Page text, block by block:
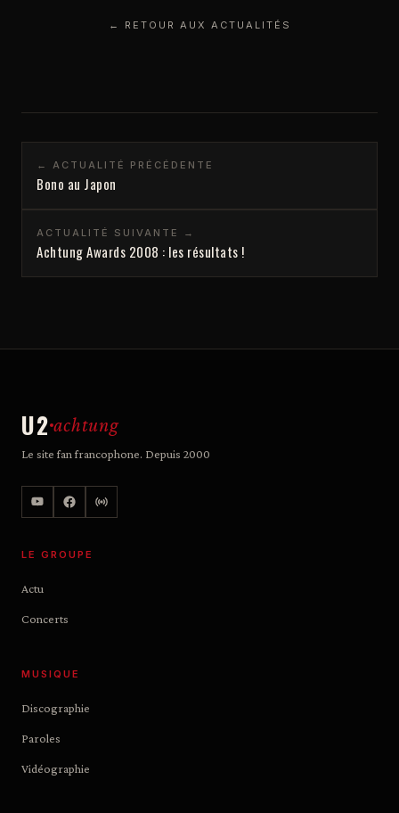
← RETOUR AUX ACTUALITÉS
← ACTUALITÉ PRÉCÉDENTE
Bono au Japon
ACTUALITÉ SUIVANTE →
Achtung Awards 2008 : les résultats !
U2 achtung
Le site fan francophone. Depuis 2000
LE GROUPE
Actu
Concerts
MUSIQUE
Discographie
Paroles
Vidéographie